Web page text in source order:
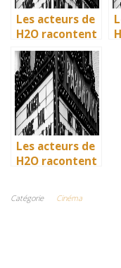
Les acteurs de
H2O racontent
: comment l’île
de Mako a pris
vie en
Australie
Les acteurs de
H2O racontent
vie en
Catégorie Cinéma